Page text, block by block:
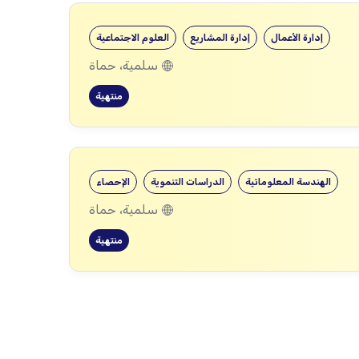
العلوم الاجتماعية إدارة المشاريع إدارة الأعمال
سلمية، حماة
منتهية
الإحصاء الدراسات التنموية الهندسة المعلوماتية
سلمية، حماة
منتهية